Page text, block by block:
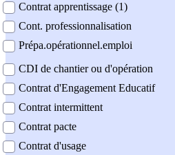
Contrat apprentissage (1)
Cont. professionnalisation
Prépa.opérationnel.emploi
CDI de chantier ou d'opération
Contrat d'Engagement Educatif
Contrat intermittent
Contrat pacte
Contrat d'usage